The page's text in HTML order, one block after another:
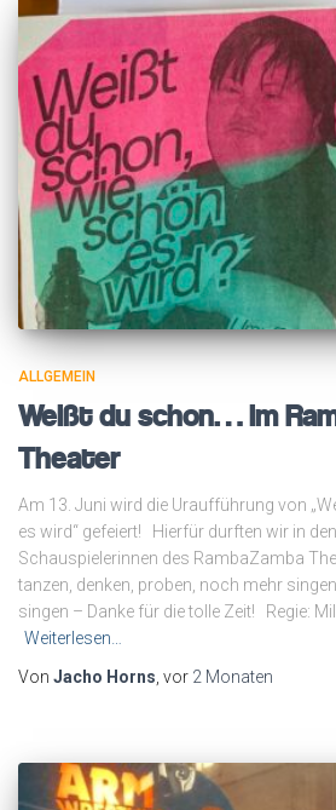
ALLGEMEIN
Weißt du schon… im
Theater
Am 13. Juni wird die Uraufführung von
es wird“ gefeiert! Hierfür durften wir in
Schauspielerinnen des RambaZamba
tanzen, denken, proben, noch mehr
singen – Danke für die tolle Zeit! Regie:
Weiterlesen…
Von Jacho Horns , vor 2 Monaten